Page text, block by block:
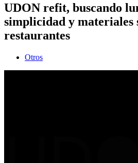
UDON refit, buscando
simplicidad y materiales
restaurantes
Otros